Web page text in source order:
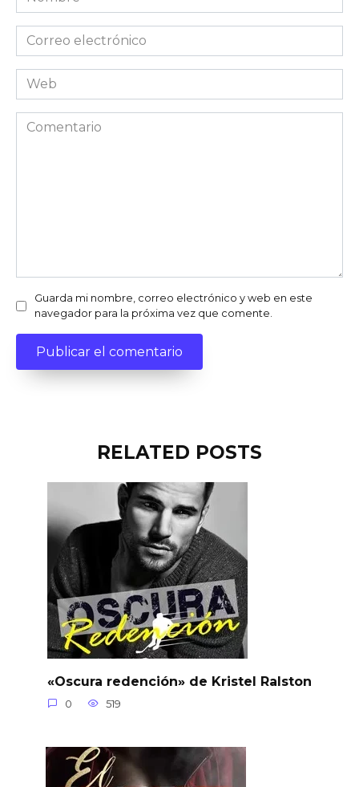
Correo
electrónico
Web
Comentario
Guarda mi nombre, correo electrónico y web en este
navegador para la próxima vez que comente.
RELATED POSTS
«Oscura redención» de Kristel Ralston
0 519